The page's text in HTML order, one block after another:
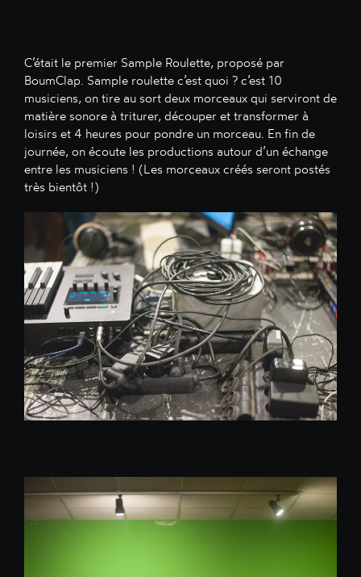
C’était le premier Sample Roulette, proposé par
BoumClap. Sample roulette c’est quoi ? c’est 10
musiciens, on tire au sort deux morceaux qui serviront de
matière sonore à triturer, découper et transformer à
loisirs et 4 heures pour pondre un morceau. En fin de
journée, on écoute les productions autour d’un échange
entre les musiciens ! (Les morceaux créés seront postés
très bientôt !)